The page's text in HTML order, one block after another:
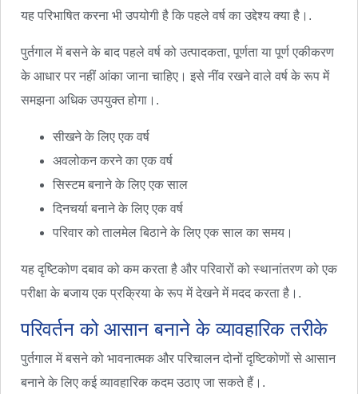
यह परिभाषित करना भी उपयोगी है कि पहले वर्ष का उद्देश्य क्या है।.
पुर्तगाल में बसने के बाद पहले वर्ष को उत्पादकता, पूर्णता या पूर्ण एकीकरण
के आधार पर नहीं आंका जाना चाहिए। इसे नींव रखने वाले वर्ष के रूप में
समझना अधिक उपयुक्त होगा।.
सीखने के लिए एक वर्ष
अवलोकन करने का एक वर्ष
सिस्टम बनाने के लिए एक साल
दिनचर्या बनाने के लिए एक वर्ष
परिवार को तालमेल बिठाने के लिए एक साल का समय।
यह दृष्टिकोण दबाव को कम करता है और परिवारों को स्थानांतरण को एक
परीक्षा के बजाय एक प्रक्रिया के रूप में देखने में मदद करता है।.
परिवर्तन को आसान बनाने के व्यावहारिक तरीके
पुर्तगाल में बसने को भावनात्मक और परिचालन दोनों दृष्टिकोणों से आसान
बनाने के लिए कई व्यावहारिक कदम उठाए जा सकते हैं।.